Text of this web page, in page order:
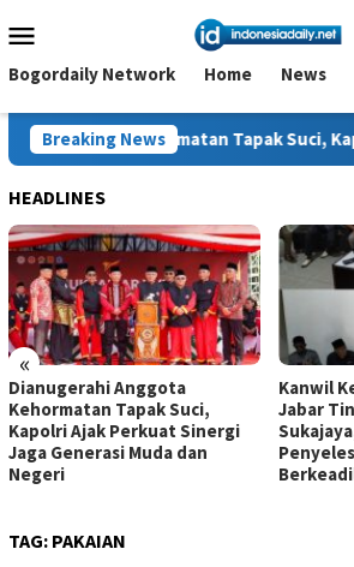
ke
kontenMobile
Bogordaily Network Home News
Breaking News
Tapak Suci, Kapolri Ajak
HEADLINES
«
Dianugerahi Anggota
Kehormatan Tapak Suci,
Kapolri Ajak Perkuat Sinergi
Jaga Generasi Muda dan
Negeri
Kanwil
Jabar
TAG: PAKAIAN